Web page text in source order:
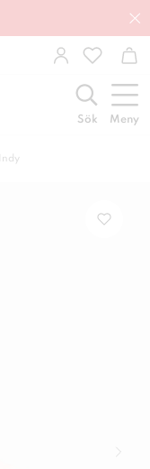
Sök Meny
Indy